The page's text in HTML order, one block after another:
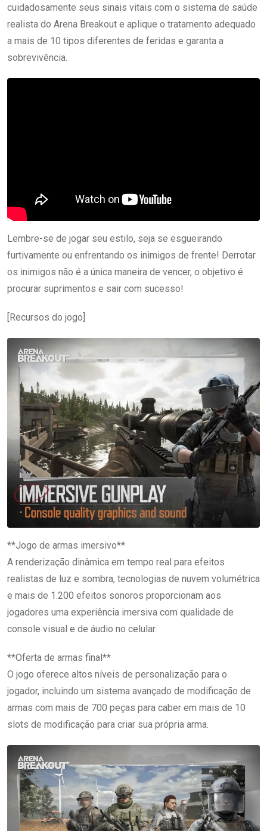
cuidadosamente seus sinais vitais com o sistema de saúde
realista do Arena Breakout e aplique o tratamento adequado
a mais de 10 tipos diferentes de feridas e garanta a
sobrevivência.
Lembre-se de jogar seu estilo, seja se esgueirando
furtivamente ou enfrentando os inimigos de frente! Derrotar
os inimigos não é a única maneira de vencer, o objetivo é
procurar suprimentos e sair com sucesso!
[Recursos do jogo]
**Jogo de armas imersivo**
A renderização dinâmica em tempo real para efeitos
realistas de luz e sombra, tecnologias de nuvem volumétrica
e mais de 1.200 efeitos sonoros proporcionam aos
jogadores uma experiência imersiva com qualidade de
console visual e de áudio no celular.
**Oferta de armas final**
O jogo oferece altos níveis de personalização para o
jogador, incluindo um sistema avançado de modificação de
armas com mais de 700 peças para caber em mais de 10
slots de modificação para criar sua própria arma.